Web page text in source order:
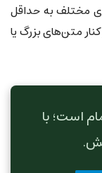
مختلف به حداقل
متن‌های بزرگ یا
است؛ با